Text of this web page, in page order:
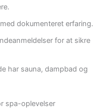
dokumenteret erfaring.
for at sikre
har sauna, dampbad og
spa-oplevelser